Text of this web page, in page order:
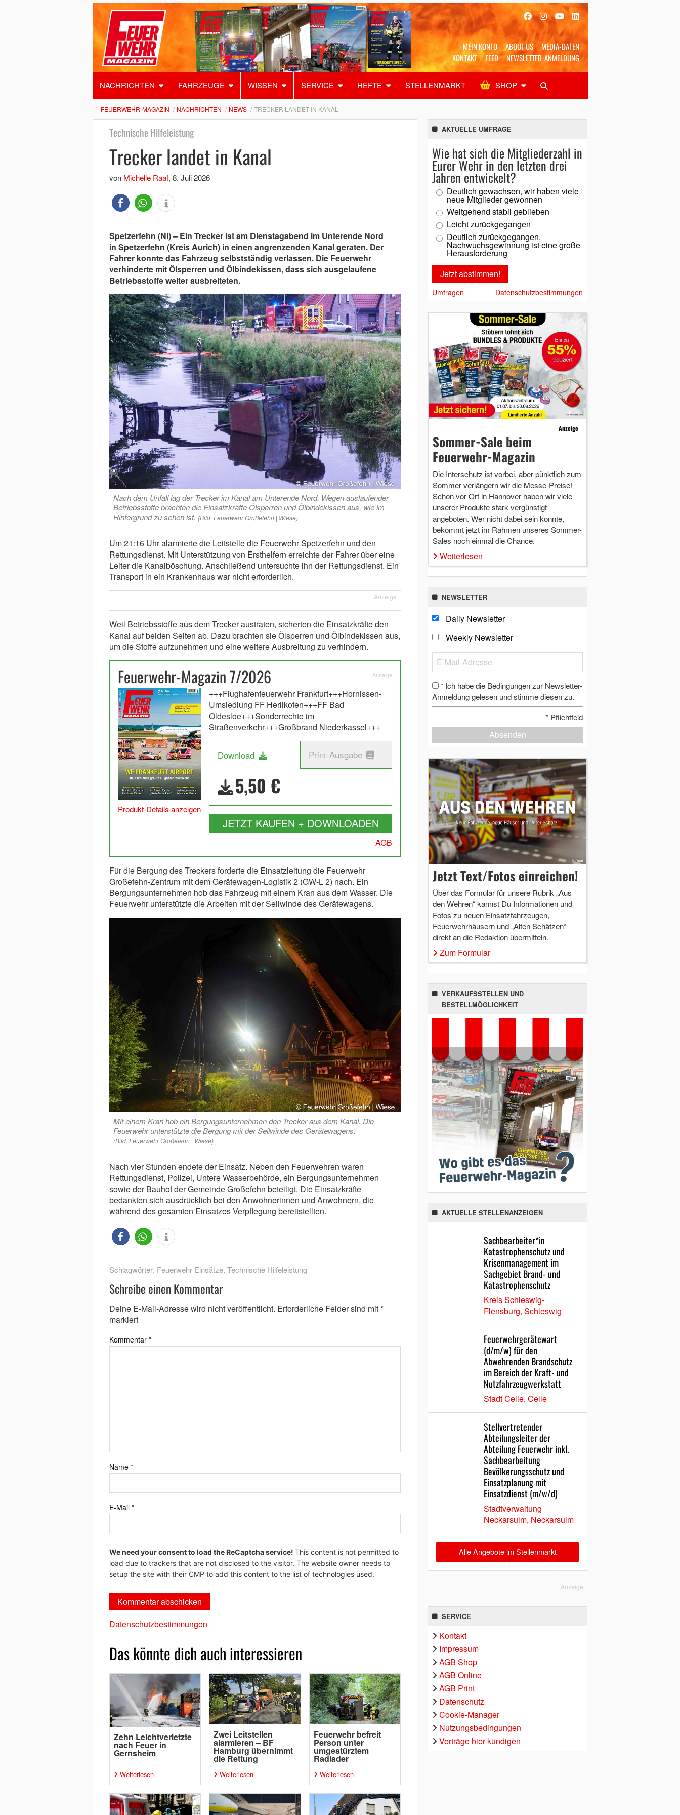
MEIN KONTO ABOUT US
MEDIA-DATEN
KONTAKT
FEED NEWSLETTER-ANMELDUNG
NACHRICHTEN FAHRZEUGE WISSEN SERVICE HEFTE STELLENMARKT SHOP
Alles Shop SUCHEN
FEUERWEHR-MAGAZIN NACHRICHTEN NEWS TRECKER LANDET IN KANAL
Technische Hilfeleistung
Trecker landet in Kanal
von Michelle Raaf, 8. Juli 2026
Spetzerfehn (NI) – Ein Trecker ist am Dienstagabend im Unterende Nord
in Spetzerfehn (Kreis Aurich) in einen angrenzenden Kanal geraten. Der
Fahrer konnte das Fahrzeug selbstständig verlassen. Die Feuerwehr
verhinderte mit Ölsperren und Ölbindekissen, dass sich ausgelaufene
Betriebsstoffe weiter ausbreiteten.
Nach dem Unfall lag der Trecker im Kanal am Unterende Nord. Wegen auslaufender
Betriebsstoffe brachten die Einsatzkräfte Ölsperren und Ölbindekissen aus, wie im
Hintergrund zu sehen ist. (Bild: Feuerwehr Großefehn | Wiese)
Um 21:16 Uhr alarmierte die Leitstelle die Feuerwehr Spetzerfehn und den
Rettungsdienst. Mit Unterstützung von Ersthelfern erreichte der Fahrer über eine
Leiter die Kanalböschung. Anschließend untersuchte ihn der Rettungsdienst. Ein
Transport in ein Krankenhaus war nicht erforderlich.
Anzeige
Weil Betriebsstoffe aus dem Trecker austraten, sicherten die Einsatzkräfte den
Kanal auf beiden Seiten ab. Dazu brachten sie Ölsperren und Ölbindekissen aus,
um die Stoffe aufzunehmen und eine weitere Ausbreitung zu verhindern.
Feuerwehr-Magazin 7/2026 Anzeige
Produkt-Details anzeigen
+++Flughafenfeuerwehr Frankfurt+++Hornissen-
Umsiedlung FF Herlikofen+++FF Bad
Oldesloe+++Sonderrechte im
Straßenverkehr+++Großbrand Niederkassel+++
Download Print-Ausgabe
5,50 €
JETZT KAUFEN + DOWNLOADEN
AGB
Für die Bergung des Treckers forderte die Einsatzleitung die Feuerwehr
Großefehn-Zentrum mit dem Gerätewagen-Logistik 2 (GW-L 2) nach. Ein
Bergungsunternehmen hob das Fahrzeug mit einem Kran aus dem Wasser. Die
Feuerwehr unterstützte die Arbeiten mit der Seilwinde des Gerätewagens.
Mit einem Kran hob ein Bergungsunternehmen den Trecker aus dem Kanal. Die
Feuerwehr unterstützte die Bergung mit der Seilwinde des Gerätewagens.
(Bild: Feuerwehr Großefehn | Wiese)
Nach vier Stunden endete der Einsatz. Neben den Feuerwehren waren
Rettungsdienst, Polizei, Untere Wasserbehörde, ein Bergungsunternehmen
sowie der Bauhof der Gemeinde Großefehn beteiligt. Die Einsatzkräfte
bedankten sich ausdrücklich bei den Anwohnerinnen und Anwohnern, die
während des gesamten Einsatzes Verpflegung bereitstellten.
Schlagwörter: Feuerwehr Einsätze, Technische Hilfeleistung
Schreibe einen Kommentar
Deine E-Mail-Adresse wird nicht veröffentlicht. Erforderliche Felder sind mit*
markiert
Kommentar *
Name *
E-Mail *
We need your consent to load the ReCaptcha service! This content is not permitted to
load due to trackers that are not disclosed to the visitor. The website owner needs to
setup the site with their CMP to add this content to the list of technologies used.
Datenschutzbestimmungen
Das könnte dich auch interessieren
Zehn Leichtverletzte
nach Feuer in
Gernsheim
Weiterlesen
Zwei Leitstellen
alarmieren – BF
Hamburg übernimmt
die Rettung
Weiterlesen
Feuerwehr befreit
Person unter
umgestürztem
Radlader
Weiterlesen
AKTUELLE UMFRAGE
Wie hat sich die Mitgliederzahl in
Eurer Wehr in den letzten drei
Jahren entwickelt?
Deutlich gewachsen, wir haben viele
neue Mitglieder gewonnen
Weitgehend stabil geblieben
Leicht zurückgegangen
Deutlich zurückgegangen,
Nachwuchsgewinnung ist eine große
Herausforderung
Umfragen Datenschutzbestimmungen
Anzeige
Sommer-Sale beim
Feuerwehr-Magazin
Die Interschutz ist vorbei, aber pünktlich zum
Sommer verlängern wir die Messe-Preise!
Schon vor Ort in Hannover haben wir viele
unserer Produkte stark vergünstigt
angeboten. Wer nicht dabei sein konnte,
bekommt jetzt im Rahmen unseres Sommer-
Sales noch einmal die Chance.
Weiterlesen
NEWSLETTER
Daily Newsletter
Weekly Newsletter
* Ich habe die Bedingungen zur Newsletter-
Anmeldung gelesen und stimme diesen zu.
* Pflichtfeld
Absenden
Jetzt Text/Fotos einreichen!
Über das Formular für unsere Rubrik „Aus
den Wehren“ kannst Du Informationen und
Fotos zu neuen Einsatzfahrzeugen,
Feuerwehrhäusern und „Alten Schätzen“
direkt an die Redaktion übermitteln.
Zum Formular
VERKAUFSSTELLEN UND
BESTELLMÖGLICHKEIT
AKTUELLE STELLENANZEIGEN
Sachbearbeiter*in
Katastrophenschutz und
Krisenmanagement im
Sachgebiet Brand- und
Katastrophenschutz
Kreis Schleswig-
Flensburg, Schleswig
Feuerwehrgerätewart
(d/m/w) für den
Abwehrenden Brandschutz
im Bereich der Kraft- und
Nutzfahrzeugwerkstatt
Stadt Celle, Celle
Stellvertretender
Abteilungsleiter der
Abteilung Feuerwehr inkl.
Sachbearbeitung
Bevölkerungsschutz und
Einsatzplanung mit
Einsatzdienst (m/w/d)
Stadtverwaltung
Neckarsulm, Neckarsulm
Alle Angebote im Stellenmarkt
Anzeige
SERVICE
Kontakt
Impressum
AGB Shop
AGB Online
AGB Print
Datenschutz
Cookie-Manager
Nutzungsbedingungen
Verträge hier kündigen